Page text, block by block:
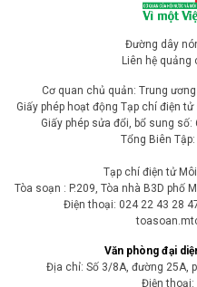
Hà Nội đang tập trung nguồn
thống chính trị nhằm đẩy
đai theo chỉ đạo của Chính
Tài nguyên và phát triển
có mưa và dông